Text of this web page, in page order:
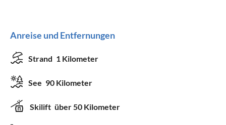
Anreise und Entfernungen
Strand 1 Kilometer
See 90 Kilometer
Skilift über 50 Kilometer